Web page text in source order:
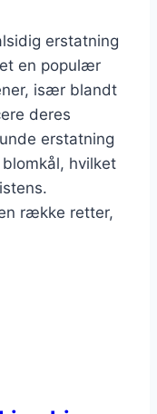
erstatning
en populær
især blandt
deres
erstatning
hvilket
række retter,